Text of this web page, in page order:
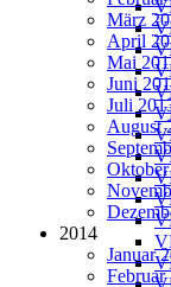
März
April
Mai
Juni
Juli
August
2014
Januar
Februar